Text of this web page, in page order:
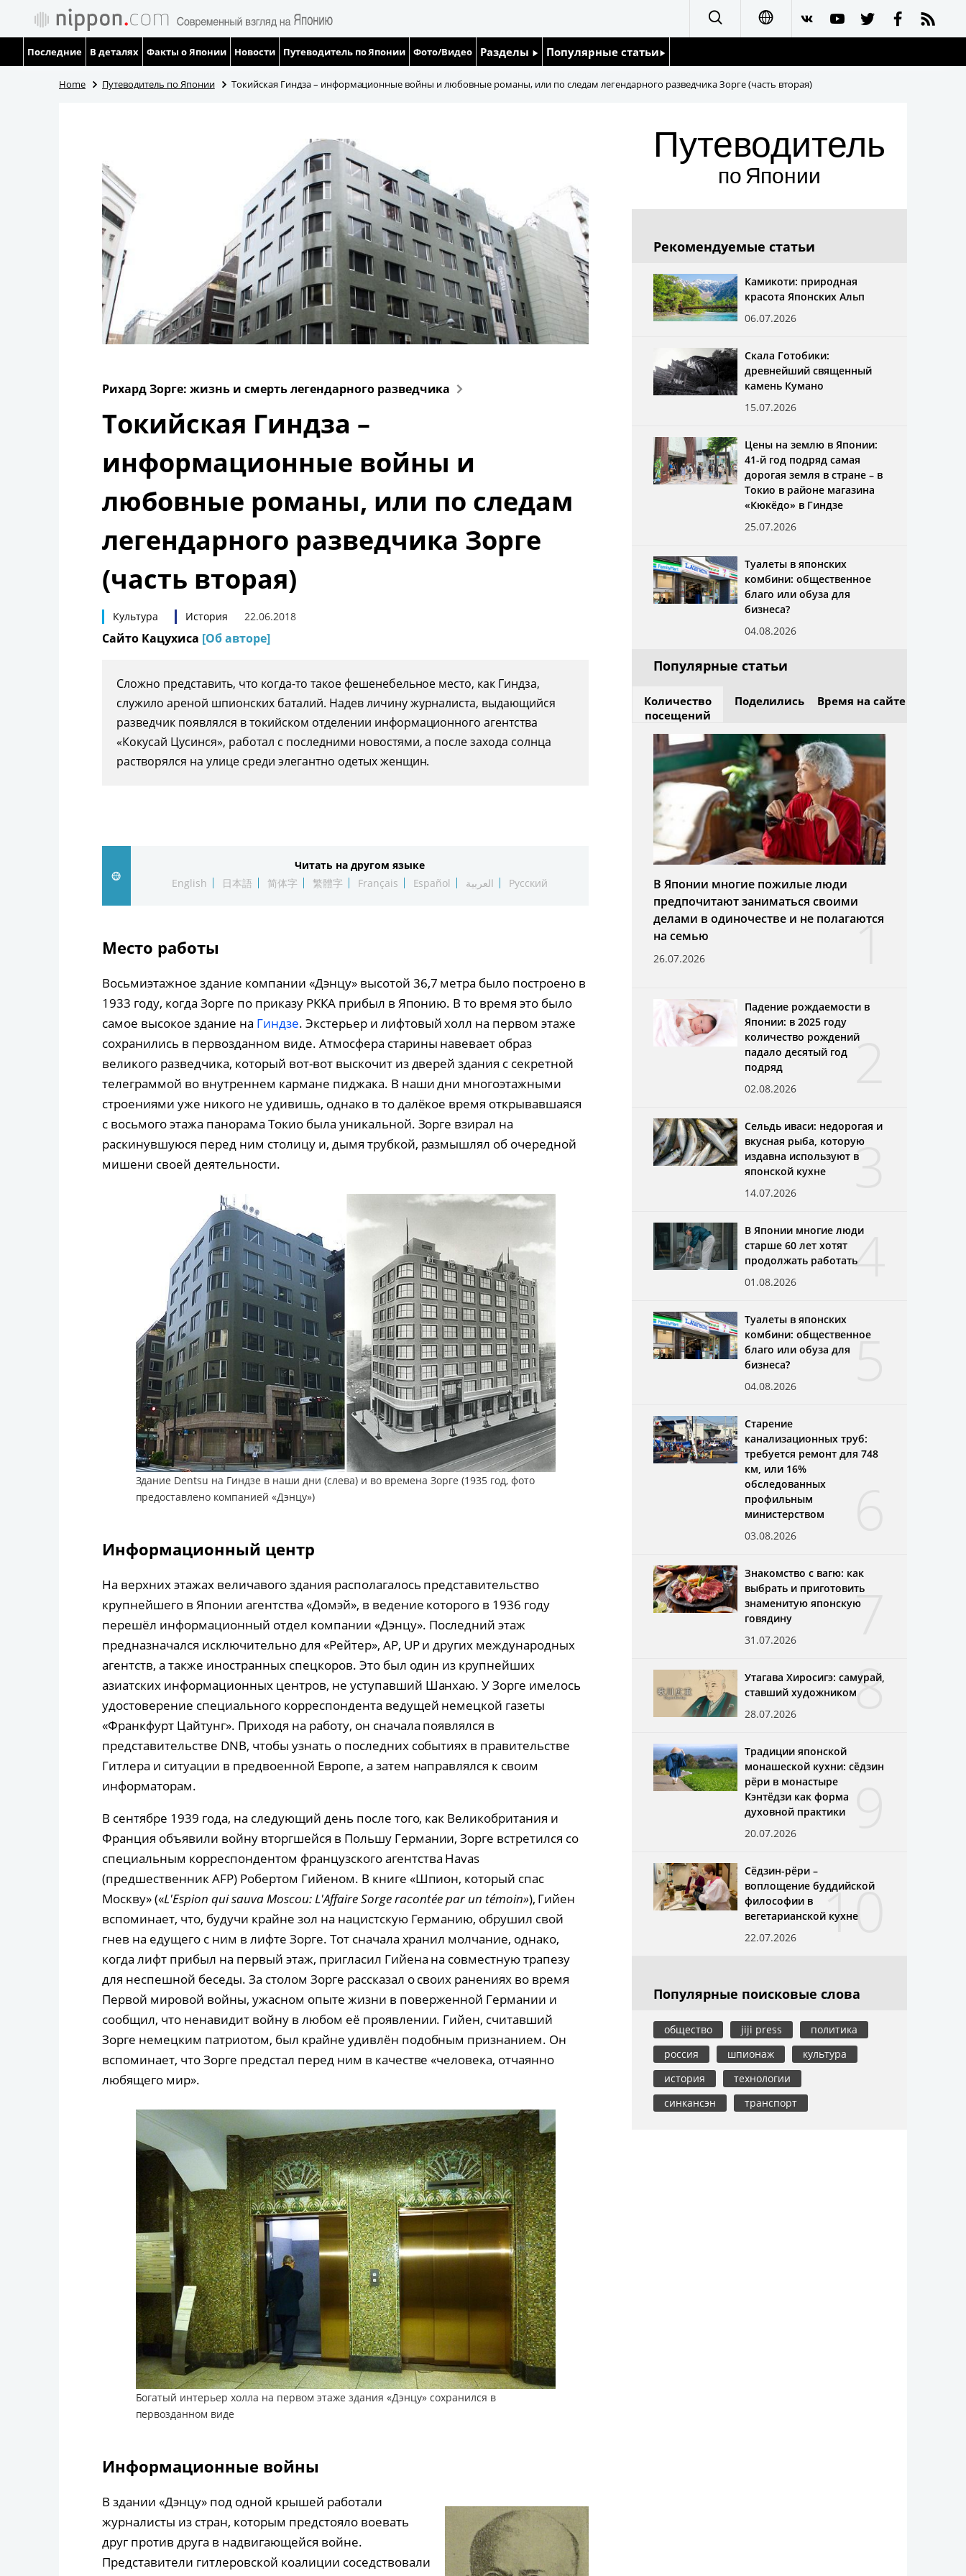
English
繁體字
Последние В деталях Факты о Японии Новости Путеводитель по Японии Фото/Видео Разделы
Люди
Общество
Культура
Жизнь
Технологии
Популярные статьи
Японский язык
Еда и напитки
Home Путеводитель по Японии Токийская Гиндза – информационные войны и любовные романы, или по следам легендарного разведчика Зорге (часть вторая)
Рихард Зорге: жизнь и смерть легендарного разведчика
Токийская Гиндза –
информационные войны и
любовные романы, или по следам
легендарного разведчика Зорге
(часть вторая)
Культура История 22.06.2018
Сайто Кацухиса [Об авторе]
Сложно представить, что когда-то такое фешенебельное место, как Гиндза,
служило ареной шпионских баталий. Надев личину журналиста, выдающийся
разведчик появлялся в токийском отделении информационного агентства
«Кокусай Цусинся», работал с последними новостями, а после захода солнца
растворялся на улице среди элегантно одетых женщин.
Читать на другом языке
English
日本語 简体字 繁體字 Français Español العربية Русский
Место работы
Восьмиэтажное здание компании «Дэнцу» высотой 36,7 метра было построено в
1933 году, когда Зорге по приказу РККА прибыл в Японию. В то время это было
самое высокое здание на Гиндзе. Экстерьер и лифтовый холл на первом этаже
сохранились в первозданном виде. Атмосфера старины навевает образ
великого разведчика, который вот-вот выскочит из дверей здания с секретной
телеграммой во внутреннем кармане пиджака. В наши дни многоэтажными
строениями уже никого не удивишь, однако в то далёкое время открывавшаяся
с восьмого этажа панорама Токио была уникальной. Зорге взирал на
раскинувшуюся перед ним столицу и, дымя трубкой, размышлял об очередной
мишени своей деятельности.
Здание Dentsu на Гиндзе в наши дни (слева) и во времена Зорге (1935 год, фото
предоставлено компанией «Дэнцу»)
Информационный центр
На верхних этажах величавого здания располагалось представительство
крупнейшего в Японии агентства «Домэй», в ведение которого в 1936 году
перешёл информационный отдел компании «Дэнцу». Последний этаж
предназначался исключительно для «Рейтер», АР, UP и других международных
агентств, а также иностранных спецкоров. Это был один из крупнейших
азиатских информационных центров, не уступавший Шанхаю. У Зорге имелось
удостоверение специального корреспондента ведущей немецкой газеты
«Франкфурт Цайтунг». Приходя на работу, он сначала появлялся в
представительстве DNB, чтобы узнать о последних событиях в правительстве
Гитлера и ситуации в предвоенной Европе, а затем направлялся к своим
информаторам.
В сентябре 1939 года, на следующий день после того, как Великобритания и
Франция объявили войну вторгшейся в Польшу Германии, Зорге встретился со
специальным корреспондентом французского агентства Havas
(предшественник AFP) Робертом Гийеном. В книге «Шпион, который спас
Москву» («L'Espion quisauvaMoscou:L'AffaireSorgeracontéepar un témoin»), Гийен
вспоминает, что, будучи крайне зол на нацистскую Германию, обрушил свой
гнев на едущего с ним в лифте Зорге. Тот сначала хранил молчание, однако,
когда лифт прибыл на первый этаж, пригласил Гийена на совместную трапезу
для неспешной беседы. За столом Зорге рассказал о своих ранениях во время
Первой мировой войны, ужасном опыте жизни в поверженной Германии и
сообщил, что ненавидит войну в любом её проявлении. Гийен, считавший
Зорге немецким патриотом, был крайне удивлён подобным признанием. Он
вспоминает, что Зорге предстал перед ним в качестве «человека, отчаянно
любящего мир».
Богатый интерьер холла на первом этаже здания «Дэнцу» сохранился в
первозданном виде
Информационные войны
В здании «Дэнцу» под одной крышей работали
журналисты из стран, которым предстояло воевать
друг против друга в надвигающейся войне.
Представители гитлеровской коалиции соседствовали
Путеводитель
по Японии
Рекомендуемые статьи
Камикоти: природная
красота Японских Альп
06.07.2026
Скала Готобики:
древнейший священный
камень Кумано
15.07.2026
Цены на землю в Японии:
41-й год подряд самая
дорогая земля в стране – в
Токио в районе магазина
«Кюкёдо» в Гиндзе
25.07.2026
Туалеты в японских
комбини: общественное
благо или обуза для
бизнеса?
04.08.2026
Популярные статьи
Количество
посещений
Поделились Время на сайте
1
В Японии многие пожилые люди
предпочитают заниматься своими
делами в одиночестве и не полагаются
на семью
26.07.2026
2
Падение рождаемости в
Японии: в 2025 году
количество рождений
падало десятый год
подряд
02.08.2026
3
Сельдь иваси: недорогая и
вкусная рыба, которую
издавна используют в
японской кухне
14.07.2026
4
В Японии многие люди
старше 60 лет хотят
продолжать работать
01.08.2026
5
Туалеты в японских
комбини: общественное
благо или обуза для
бизнеса?
04.08.2026
Старение
канализационных труб:
требуется ремонт для 748
км, или 16%
обследованных
профильным
министерством
03.08.2026
7
Знакомство с вагю: как
выбрать и приготовить
знаменитую японскую
говядину
31.07.2026
8
Утагава Хиросигэ: самурай,
ставший художником
28.07.2026
Традиции японской
монашеской кухни: сёдзин
рёри в монастыре
Кэнтёдзи как форма
духовной практики
20.07.2026
10
Сёдзин-рёри –
воплощение буддийской
философии в
вегетарианской кухне
22.07.2026
Популярные поисковые слова
общество jiji press
политика
россия
шпионаж
культура
история
технологии
синкансэн
транспорт